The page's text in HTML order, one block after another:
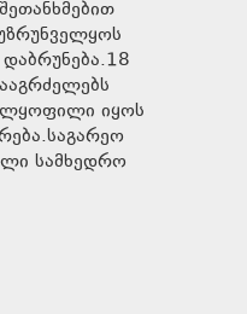
იყოს
სამხედრო